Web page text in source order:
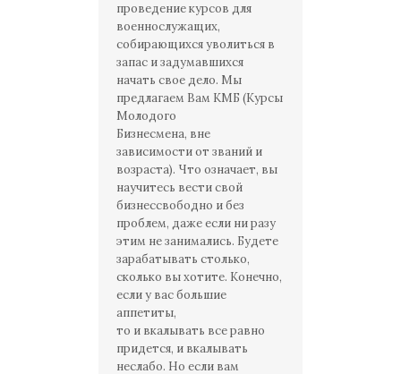
проведение курсов для
военнослужащих,
собирающихся уволиться в
запас и задумавшихся
начать свое дело. Мы
предлагаем Вам КМБ (Курсы
Молодого
Бизнесмена, вне
зависимости от званий и
возраста). Что означает, вы
научитесь вести свой
бизнессвободно и без
проблем, даже если ни разу
этим не занимались. Будете
зарабатывать столько,
сколько вы хотите. Конечно,
если у вас большие
аппетиты,
то и вкалывать все равно
придется, и вкалывать
неслабо. Но если вам